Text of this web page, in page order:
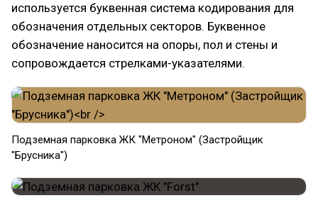
используется буквенная система кодирования для
обозначения отдельных секторов. Буквенное
обозначение наносится на опоры, пол и стены и
сопровождается стрелками-указателями.
Подземная парковка ЖК "Метроном" (Застройщик
"Брусника")